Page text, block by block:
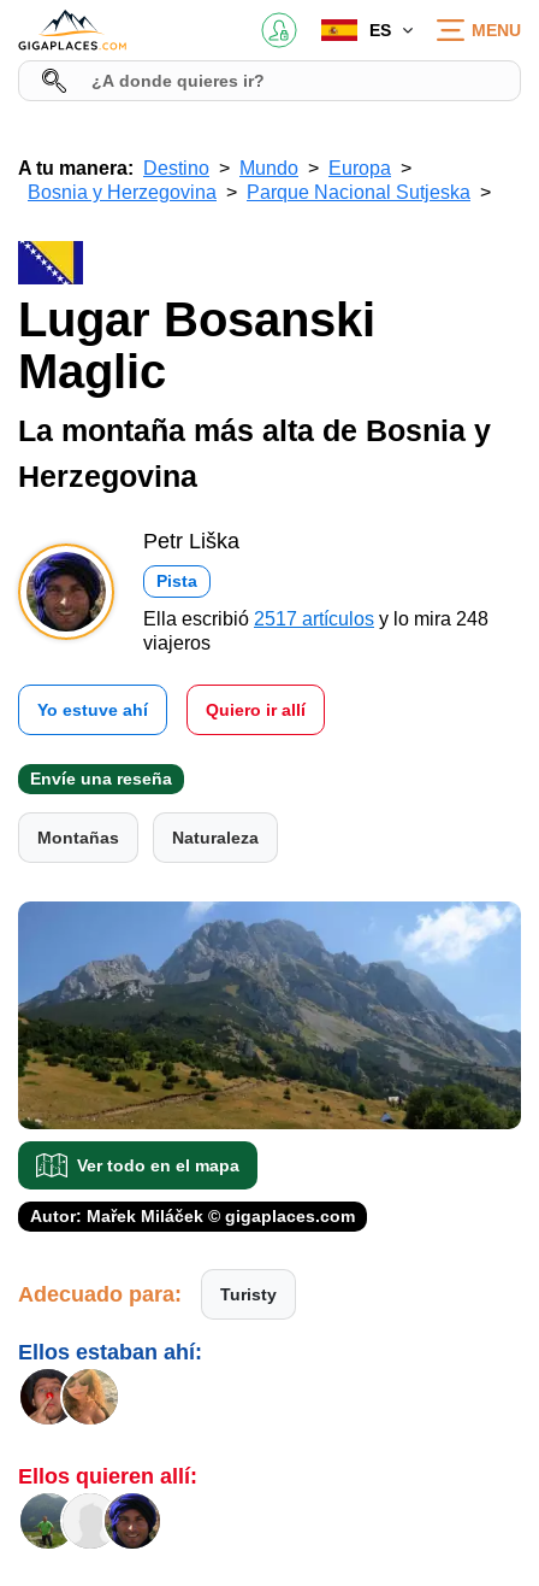
ES MENU
A tu manera: Destino Mundo
Europa
Bosnia y Herzegovina
Parque Nacional Sutjeska
Lugar Bosanski
Maglic
La montaña más alta de Bosnia y
Herzegovina
Petr Liška
Pista
Ella escribió 2517 artículos y lo mira 248
viajeros
Yo estuve ahí Quiero ir allí
Envíe una reseña
Montañas Naturaleza
Ver todo en el mapa
Autor: Mařek Miláček © gigaplaces.com
Adecuado para: Turisty
Ellos estaban ahí:
Ellos quieren allí: